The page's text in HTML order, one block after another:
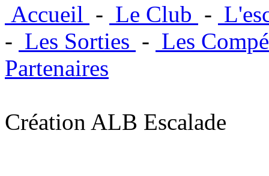
Accueil - Le Club -
- Les Sorties - Les
Partenaires
Création ALB Escalade